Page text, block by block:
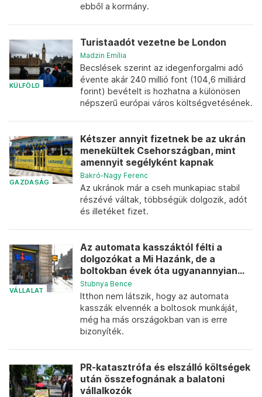
ebből a kormány.
KÜLFÖLD
Turistaadót vezetne be London
Madzin Emília
Becslések szerint az idegenforgalmi adó
évente akár 240 millió font (104,6 milliárd
forint) bevételt is hozhatna a különösen
népszerű európai város költségvetésének.
GAZDASÁG
Kétszer annyit fizetnek be az ukrán
menekültek Csehországban, mint
amennyit segélyként kapnak
Bakró-Nagy Ferenc
Az ukránok már a cseh munkapiac stabil
részévé váltak, többségük dolgozik, adót
és illetéket fizet.
VÁLLALAT
Az automata kasszáktól félti a
dolgozókat a Mi Hazánk, de a
boltokban évek óta ugyanannyian...
Stubnya Bence
Itthon nem látszik, hogy az automata
kasszák elvennék a boltosok munkáját,
még ha más országokban van is erre
bizonyíték.
PR-katasztrófa és elszálló költségek
után összefognának a balatoni
vállalkozók